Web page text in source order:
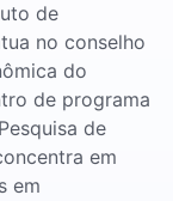
de
no conselho
do
de programa
de
em
em